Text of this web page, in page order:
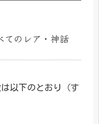
てのレア・神話
以下のとおり（す